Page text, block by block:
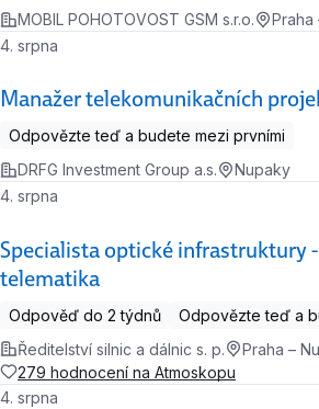
MOBIL POHOTOVOST GSM s.r.o.
Praha
Manažer telekomunikačních
4. srpna
Odpovězte teď a budete mezi prvními
DRFG Investment Group a.s.
Nupaky
Specialista optické infrastruktury
telematika
4. srpna
Odpověď do 2 týdnů
Odpovězte teď a
Ředitelství silnic a dálnic s. p.
Praha –
279 hodnocení na Atmoskopu
4. srpna